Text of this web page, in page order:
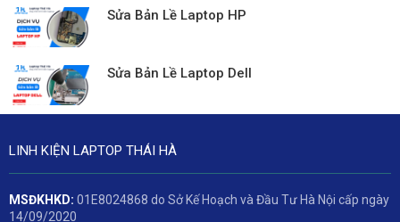
Sửa Bản Lề Laptop HP
Sửa Bản Lề Laptop Dell
LINH KIỆN LAPTOP THÁI HÀ
MSĐKHKD: 01E8024868 do Sở Kế Hoạch và Đầu Tư Hà Nội cấp ngày
14/09/2020